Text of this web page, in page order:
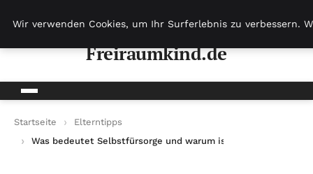
Freiraumkind.de
Startseite
Elterntipps
Was bedeutet Selbstfürsorge und warum ist sie 2025 wichtig?
Wir verwenden Cookies, um Ihr Surferlebnis zu